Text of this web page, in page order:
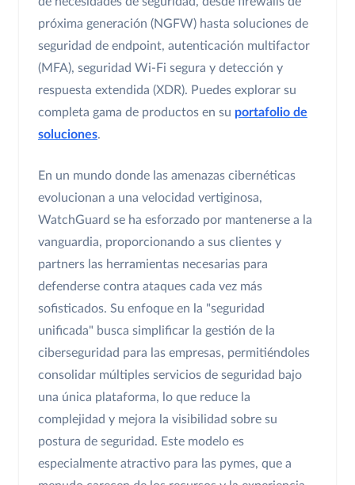
próxima generación (NGFW) hasta soluciones de
seguridad de endpoint, autenticación multifactor
(MFA), seguridad Wi-Fi segura y detección y
respuesta extendida (XDR). Puedes explorar su
completa gama de productos en su portafolio de
soluciones.
En un mundo donde las amenazas cibernéticas
evolucionan a una velocidad vertiginosa,
WatchGuard se ha esforzado por mantenerse a la
vanguardia, proporcionando a sus clientes y
partners las herramientas necesarias para
defenderse contra ataques cada vez más
sofisticados. Su enfoque en la "seguridad
unificada" busca simplificar la gestión de la
ciberseguridad para las empresas, permitiéndoles
consolidar múltiples servicios de seguridad bajo
una única plataforma, lo que reduce la
complejidad y mejora la visibilidad sobre su
postura de seguridad. Este modelo es
especialmente atractivo para las pymes, que a